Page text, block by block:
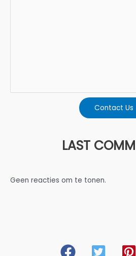
Contact Us
LAST
Geen reacties om te tonen.